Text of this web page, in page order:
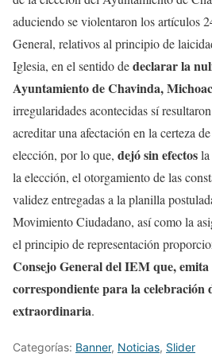
aduciendo se violentaron los artículos
General, relativos al principio de
Iglesia, en el sentido dedeclarar la
Ayuntamiento de Chavinda,
irregularidades acontecidas sí
acreditar una afectación en la certeza
elección, por lo que, dejó sin efectos
la elección, el otorgamiento de las
validez entregadas a la planilla
Movimiento Ciudadano, así como la
el principio de representación
Consejo General del IEM que,
correspondiente para la celebración
extraordinaria.
Categorías: Banner, Noticias, Slider